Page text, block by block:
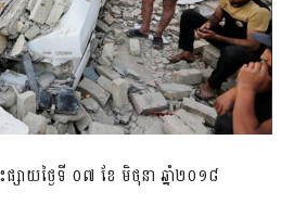
ាយថ្ងៃទី ០៧ ខែ មិថុនា ឆ្នាំ២០១៨